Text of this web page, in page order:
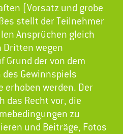
(Vorsatz und grobe
stellt der Teilnehmer
Ansprüchen gleich
Dritten wegen
Grund der von dem
Gewinnspiels
werden. Der
das Recht vor, die
zu
und Beiträge, Fotos